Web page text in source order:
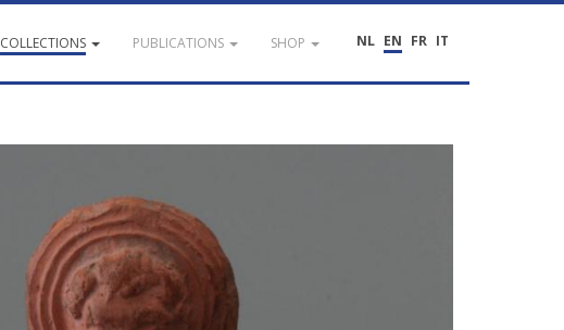
NL EN FR IT
COLLECTIONS PUBLICATIONS SHOP